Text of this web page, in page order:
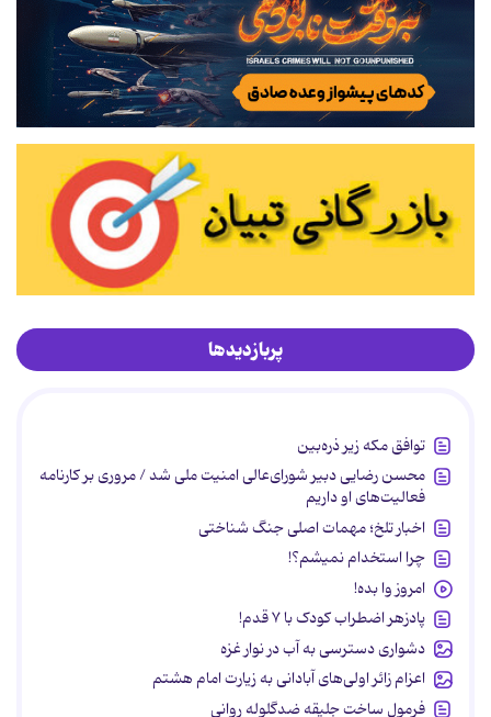
پربازدیدها
توافق مکه زیر ذره‌بین
محسن رضایی دبیر شورای‌عالی امنیت ملی شد / مروری بر کارنامه
فعالیت‌های او داریم
اخبار تلخ؛ مهمات اصلی جنگ شناختی
چرا استخدام نمیشم؟!
امروز وا بده!
پادزهر اضطراب کودک با ۷ قدم!
دشواری دسترسی به آب در نوار غزه
اعزام زائر اولی‌های آبادانی به زیارت امام هشتم
فرمول ساخت جلیقه ضدگلوله روانی